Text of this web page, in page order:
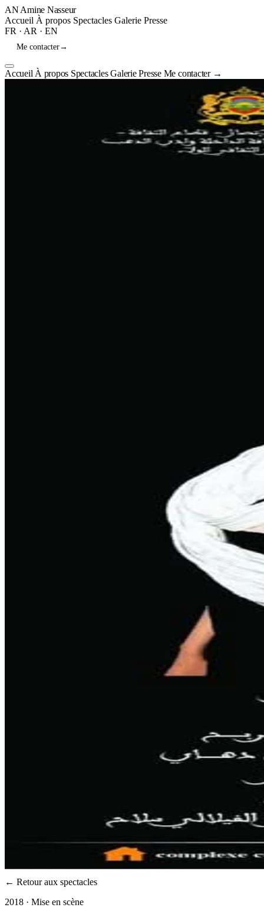
AN Amine Nasseur
Accueil À propos Spectacles Galerie Presse
FR · AR · EN
Me contacter→
Accueil À propos SpectaclesGaleriePresse Me contacter →
← Retour aux spectacles
2018 · Mise en scène